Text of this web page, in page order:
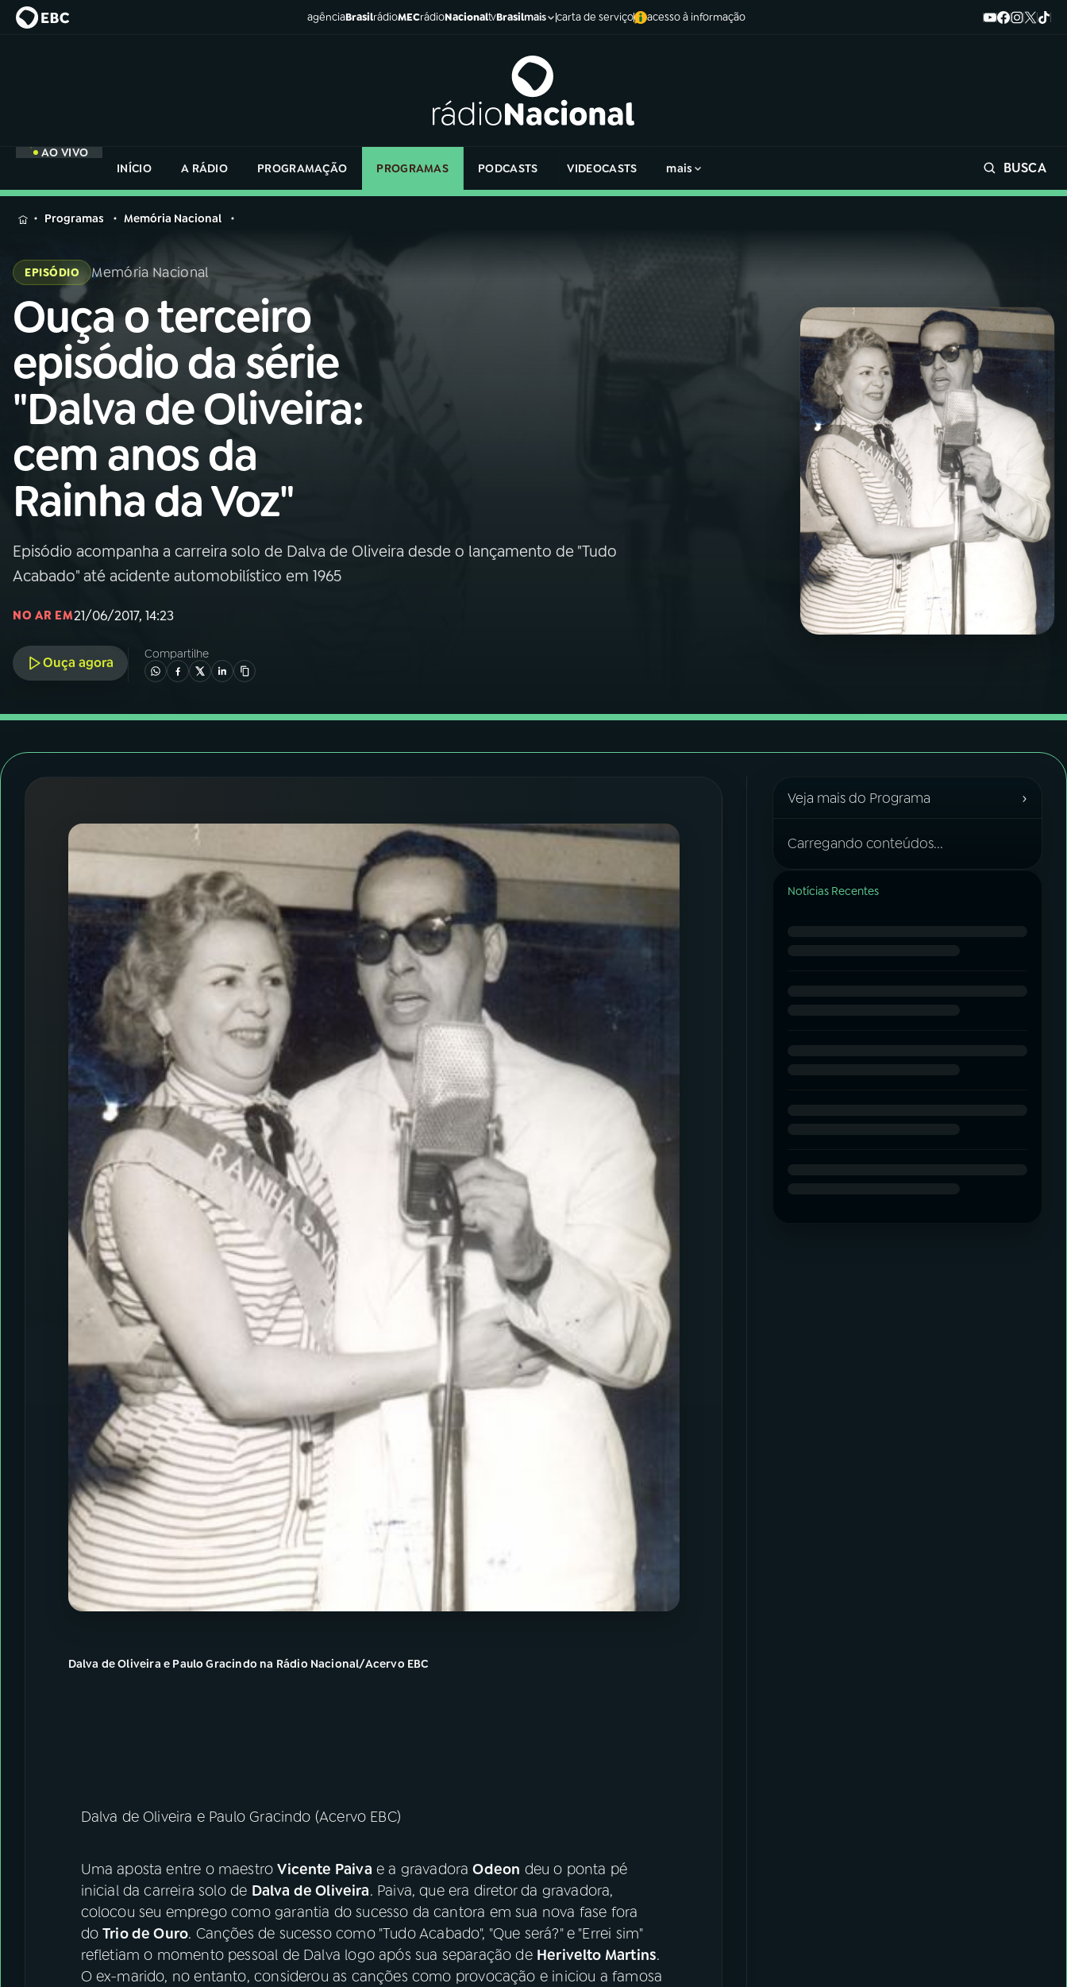
agênciaBrasilrádioMECrádioNacionaltvBrasilmais carta de serviço acesso à informação
AO VIVO
INÍCIO
A RÁDIO PROGRAMAÇÃO PROGRAMAS PODCASTS VIDEOCASTS mais BUSCA
MENU
Buscar
na
Rádio
Nacional
Buscar
AO VIVO
01INÍCIO
02 A RÁDIO
03 PROGRAMAÇÃO
04PROGRAMAS
05 PODCASTS
06VIDEOCASTS
07ÚLTIMAS
YouTube
Instagram X
na
Rádio
Nacional
Programas Memória Nacional
EPISÓDIO Memória Nacional
Ouça o terceiro
episódio da série
"Dalva de Oliveira:
cem anos da
Rainha da Voz"
Episódio acompanha a carreira solo de Dalva de Oliveira desde o lançamento de "Tudo
Acabado" até acidente automobilístico em 1965
NO AR EM21/06/2017, 14:23
Ouça agora
Compartilhe
Dalva de Oliveira e Paulo Gracindo na Rádio Nacional/Acervo EBC
Dalva de Oliveira e Paulo Gracindo (Acervo EBC)
Uma aposta entre o maestroVicente Paiva e a gravadoraOdeon deu o ponta pé
inicial da carreira solo de Dalva de Oliveira. Paiva, que era diretor da gravadora,
colocou seu emprego como garantia do sucesso da cantora em sua nova fase fora
doTrio de Ouro. Canções de sucesso como "Tudo Acabado", "Que será?" e "Errei sim"
refletiam o momento pessoal de Dalva logo após sua separação de Herivelto Martins.
O ex-marido, no entanto, considerou as canções como provocação e iniciou a famosa
Veja mais do Programa ›
Carregando conteúdos...
Notícias Recentes